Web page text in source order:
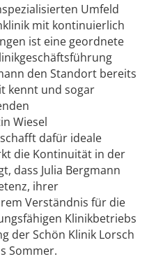
Umfeld
mit kontinuierlich
ist eine geordnete
den Standort bereits
kennt und sogar
Wiesel
dafür ideale
die Kontinuität in der
dass Julia Bergmann
ihrer
Verständnis für die
Klinikbetriebs
der Schön Klinik Lorsch
Sommer.